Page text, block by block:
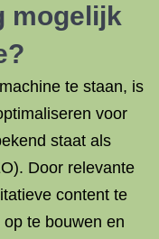
mogelijk
te staan, is
voor
staat als
Door relevante
content te
te bouwen en